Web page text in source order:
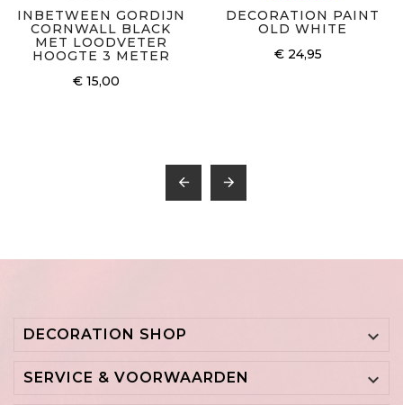
INBETWEEN GORDIJN
CORNWALL BLACK
MET LOODVETER
HOOGTE 3 METER
€ 15,00
DECORATION PAINT
OLD WHITE
€ 24,95
 
DECORATION SHOP 
SERVICE & VOORWAARDEN 